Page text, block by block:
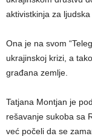
aktivistkinja za
Ona je na svom
ukrajinskoj krizi, a
građana zemlje.
Tatjana Montjan je
rešavanje sukoba sa
već počeli da se